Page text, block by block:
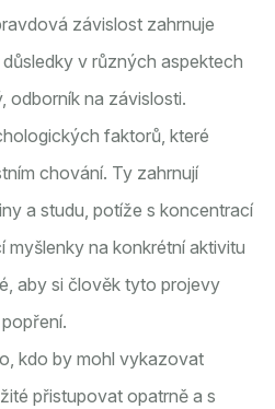
závislost zahrnuje
v různých aspektech
odborník na závislosti.
faktorů, které
chování. Ty zahrnují
a studu, potíže s koncentrací
myšlenky na konkrétní aktivitu
aby si člověk tyto projevy
kdo by mohl vykazovat
přistupovat opatrně a s